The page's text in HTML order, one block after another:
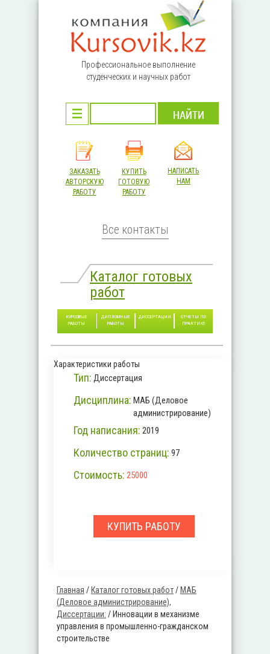
Профессиональное выполнение
студенческих и научных работ
ЗАКАЗАТЬ
АВТОРСКУЮ
РАБОТУ
КУПИТЬ
ГОТОВУЮ
РАБОТУ
НАПИСАТЬ
НАМ
Все контакты
Каталог готовых
работ
КУРСОВЫЕ
РАБОТЫ
ДИПЛОМНЫЕ
РАБОТЫ
ДИССЕРТАЦИИ
ОТЧЕТЫ ПО
ПРАКТИКЕ
Вы здесь
Главная / Каталог готовых работ/ MАБ
(Деловое администрирование),
Диссертации: / Инновации в механизме
управления в промышленно-гражданском
строительстве
Характеристики работы
Тип: Диссертация
Дисциплина: МАБ (Деловое
администрирование)
Год написания: 2019
Количество страниц: 97
Стоимость: 25000
КУПИТЬ РАБОТУ